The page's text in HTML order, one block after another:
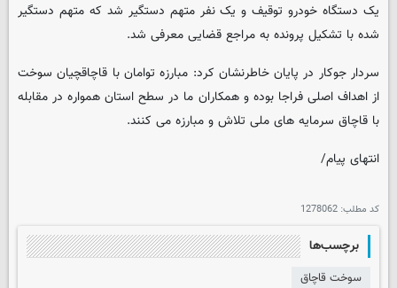
یک دستگاه خودرو توقیف و یک نفر متهم دستگیر شد که متهم دستگیر
شده با تشکیل پرونده به مراجع قضایی معرفی شد.
سردار جوکار در پایان خاطرنشان کرد: مبارزه توامان با قاچاقچیان سوخت
از اهداف اصلی فراجا بوده و همکاران ما در سطح استان همواره در مقابله
با قاچاق سرمایه های ملی تلاش و مبارزه می کنند.
انتهای پیام/
کد مطلب: 1278062
برچسب‌ها
سوخت قاچاق